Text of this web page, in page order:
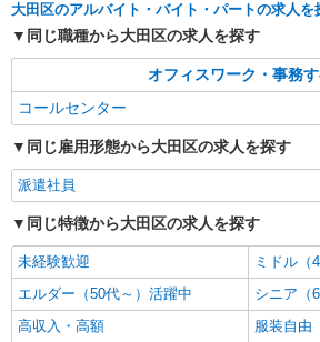
大田区のアルバイト・バイト・パートの求人を
同じ職種から大田区の求人を探す
オフィスワーク・事務
コールセンター
同じ雇用形態から大田区の求人を探す
派遣社員
同じ特徴から大田区の求人を探す
未経験歓迎
ミドル（
エルダー（50代～）活躍中
シニア（
高収入・高額
服装自由